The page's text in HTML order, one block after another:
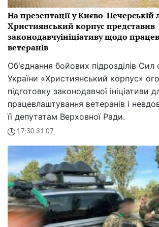
На презентації у Києво-Печерській
Християнський корпус представив
законодавчуініціативу щодо
ветеранів
Об'єднання бойових підрозділів Сил
України «Християнський корпус»
підготовку законодавчої ініціативи
працевлаштування ветеранів і
її депутатам Верховної Ради.
17:30 31.07